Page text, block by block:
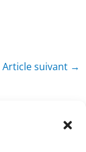
Article suivant →